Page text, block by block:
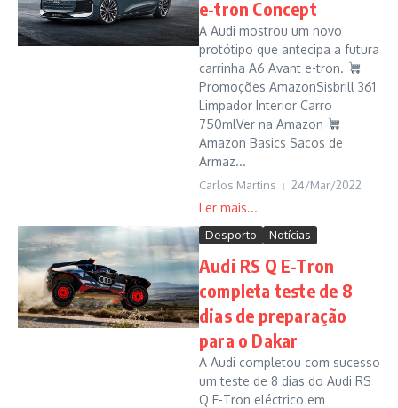
e-tron Concept
A Audi mostrou um novo
protótipo que antecipa a futura
carrinha A6 Avant e-tron.
Promoções AmazonSisbrill 361
Limpador Interior Carro
750mlVer na Amazon
Amazon Basics Sacos de
Armaz...
Carlos Martins 24/Mar/2022
Desporto Notícias
Audi RS Q E-Tron
completa teste de 8
dias de preparação
para o Dakar
A Audi completou com sucesso
um teste de 8 dias do Audi RS
Q E-Tron eléctrico em